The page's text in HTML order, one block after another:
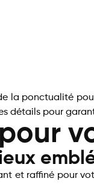
la ponctualité
détails pour
et raffiné pour